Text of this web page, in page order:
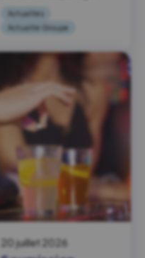
Actualités
Actualité Groupe
20 juillet 2026